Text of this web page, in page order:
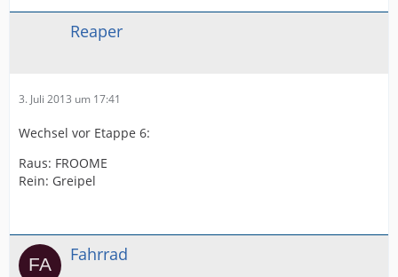
Reaper
3. Juli 2013 um 17:41
Wechsel vor Etappe 6:
Raus: FROOME
Rein: Greipel
Fahrrad